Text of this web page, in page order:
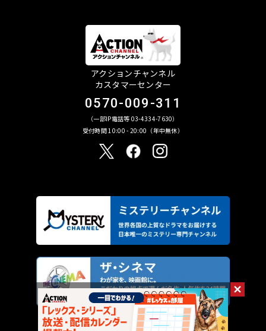
アクションチャンネル
カスタマーセンター
0570-009-311
（一部IP電話等 03-4334-7630）
受付時間 10:00 - 20:00（年中無休）